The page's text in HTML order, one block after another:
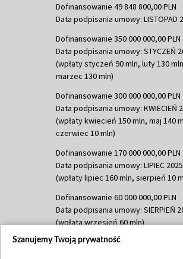
Dofinansowanie 49 848 800,00 PLN
Data podpisania umowy: LISTOPAD
Dofinansowanie 350 000 000,00 PLN
Data podpisania umowy: STYCZEŃ
(wpłaty styczeń 90 mln, luty 130
marzec 130 mln)
Dofinansowanie 300 000 000,00 PLN
Data podpisania umowy: KWIECIEŃ
(wpłaty kwiecień 150 mln, maj 140
czerwiec 10 mln)
Dofinansowanie 170 000 000,00 PLN
Data podpisania umowy: LIPIEC 2025
(wpłaty lipiec 160 mln, sierpień 10
Dofinansowanie 60 000 000,00 PLN
Data podpisania umowy: SIERPIEŃ
(wpłata wrzesień 60 mln)
Dofinansowanie 635 783 051,21 PLN
Szanujemy Twoją prywatność